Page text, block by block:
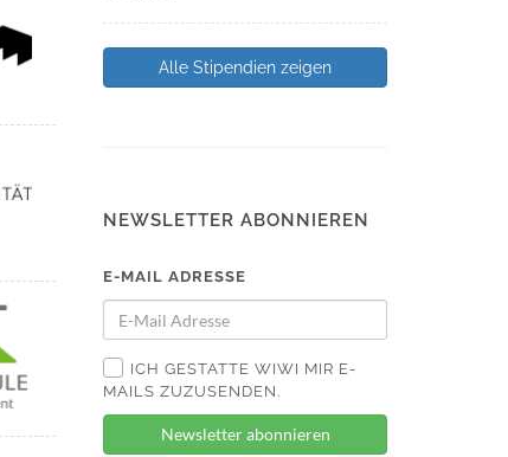
Alle Stipendien zeigen
NEWSLETTER ABONNIEREN
E-MAIL ADRESSE
ICH GESTATTE WIWI MIR E-
MAILS ZUZUSENDEN.
Newsletter abonnieren